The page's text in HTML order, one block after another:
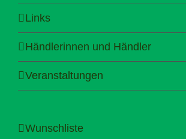
Links
Händlerinnen und Händler
Veranstaltungen
Wunschliste